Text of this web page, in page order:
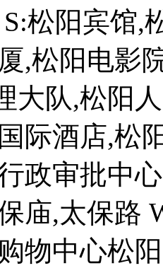
松阳宾馆,
,松阳电影
大队,松阳
际酒店,松
政审批中
庙,太保路
物中心松